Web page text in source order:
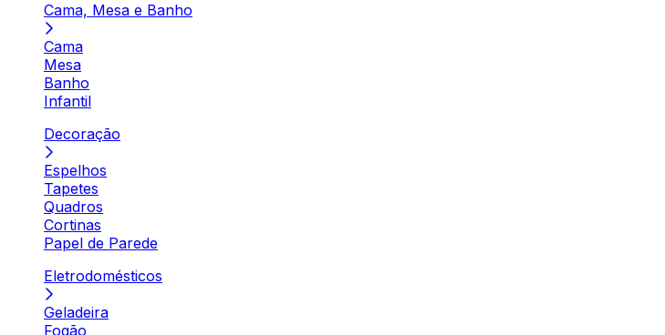
Cama, Mesa e Banho
Cama
Mesa
Banho
Infantil
Decoração
Espelhos
Tapetes
Quadros
Cortinas
Papel de Parede
Eletrodomésticos
Geladeira
Fogão